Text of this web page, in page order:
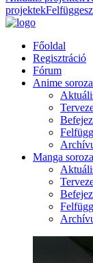
projektek
Főoldal
Regisztráció
Fórum
Anime
Manga